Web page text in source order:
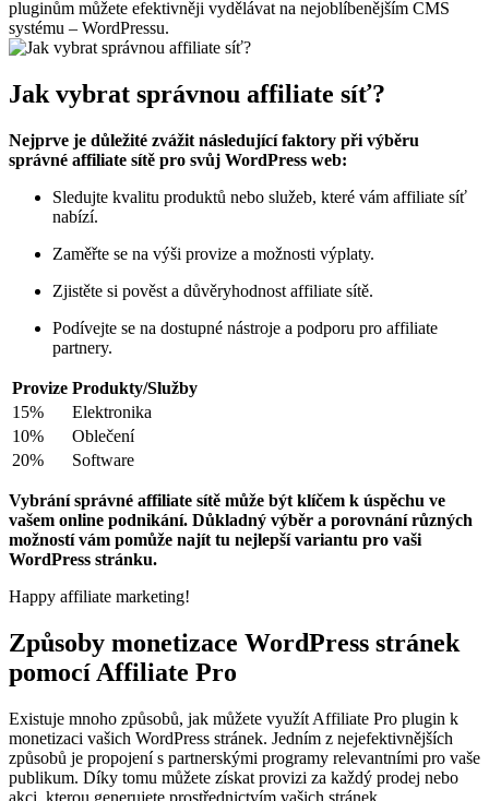
pluginům můžete efektivněji vydělávat na nejoblíbenějším CMS
systému – WordPressu.
Jak vybrat správnou affiliate síť?
Nejprve je důležité zvážit následující faktory při výběru
správné affiliate sítě pro svůj WordPress web:
Sledujte kvalitu produktů nebo služeb, které vám affiliate síť
nabízí.
Zaměřte se na výši provize a možnosti výplaty.
Zjistěte si pověst a důvěryhodnost affiliate sítě.
Podívejte se na dostupné nástroje a podporu pro affiliate
partnery.
Provize Produkty/Služby
15%
Elektronika
10%
Oblečení
20%
Software
Vybrání správné affiliate sítě může být klíčem k úspěchu ve
vašem online podnikání. Důkladný výběr a porovnání různých
možností vám pomůže najít tu nejlepší variantu pro vaši
WordPress stránku.
Happy affiliate marketing!
Způsoby monetizace WordPress stránek
pomocí Affiliate Pro
Existuje mnoho způsobů, jak můžete využít Affiliate Pro plugin k
monetizaci vašich WordPress stránek. Jedním z nejefektivnějších
způsobů je propojení s partnerskými programy relevantními pro vaše
publikum. Díky tomu můžete získat provizi za každý prodej nebo
akci, kterou generujete prostřednictvím vašich stránek.